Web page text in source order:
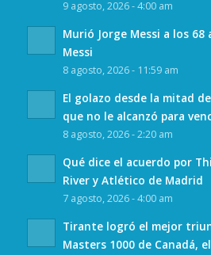
9 agosto, 2026 - 4:00 am
Murió Jorge Messi a los 68
Messi
8 agosto, 2026 - 11:59 am
El golazo desde la mitad
que no le alcanzó para
8 agosto, 2026 - 2:20 am
Qué dice el acuerdo por
River y Atlético de Madrid
7 agosto, 2026 - 4:00 am
Tirante logró el mejor
Masters 1000 de Canadá,